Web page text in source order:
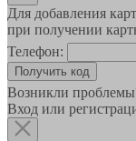
Для добавления
при получении
Телефон:
Возникли
Вход или